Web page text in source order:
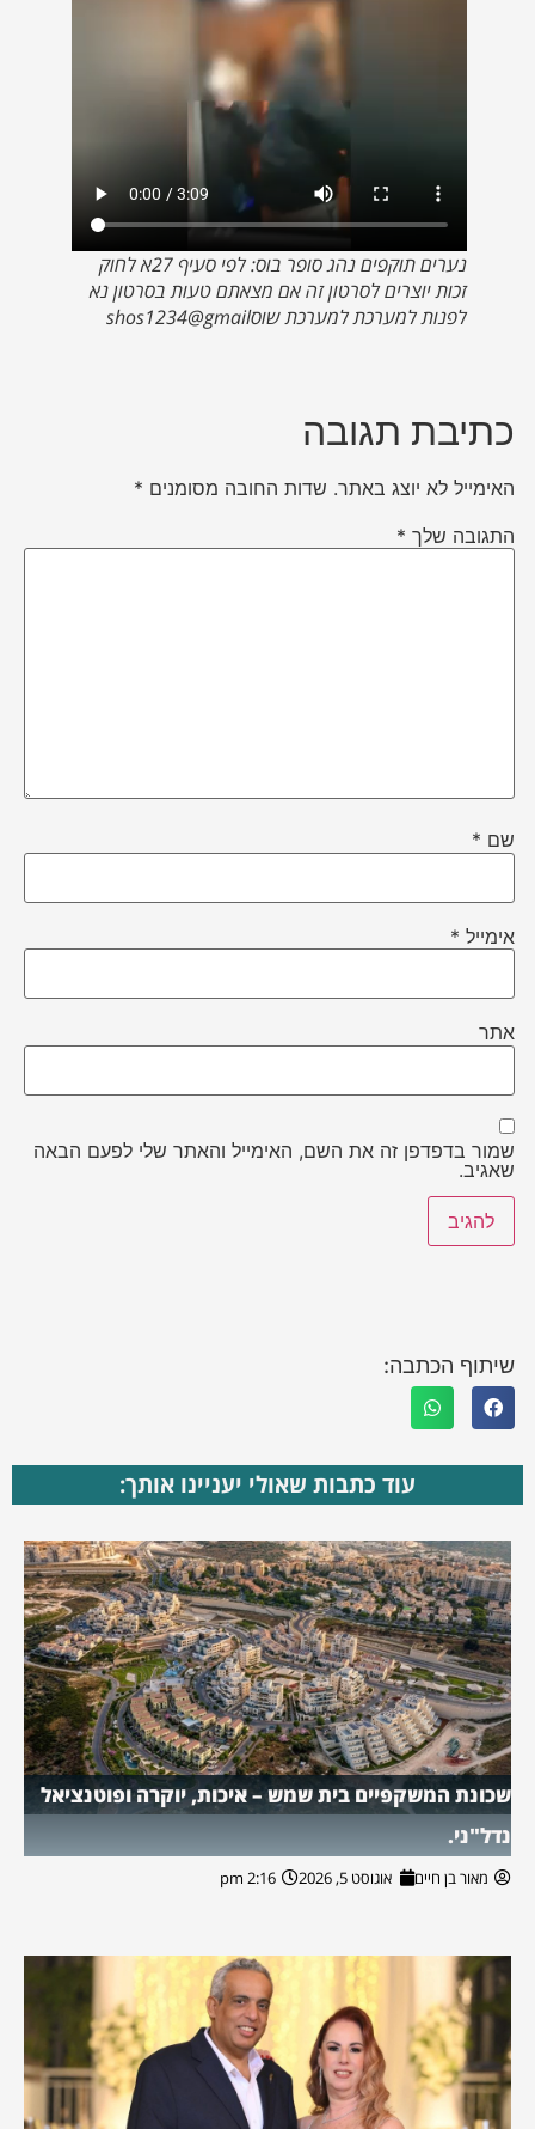
נערים תוקפים נהג סופר בוס: לפי סעיף 27א לחוק
זכות יוצרים לסרטון זה אם מצאתם טעות בסרטון נא
לפנות למערכת למערכת שוסshos1234@gmail
כתיבת תגובה
האימייל לא יוצג באתר. שדות החובה מסומנים *
התגובה שלך *
שם *
אימייל *
אתר
שמור בדפדפן זה את השם, האימייל והאתר שלי לפעם הבאה
שאגיב.
שיתוף הכתבה:
עוד כתבות שאולי יעניינו אותך:
שכונת המשקפיים בית שמש – איכות, יוקרה ופוטנציאל
נדל"ני.
מאור בן חיים אוגוסט 5, 2026 2:16 pm